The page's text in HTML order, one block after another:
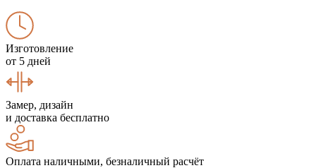
Изготовление
от 5 дней
Замер, дизайн
и доставка бесплатно
Оплата наличными, безналичный расчёт